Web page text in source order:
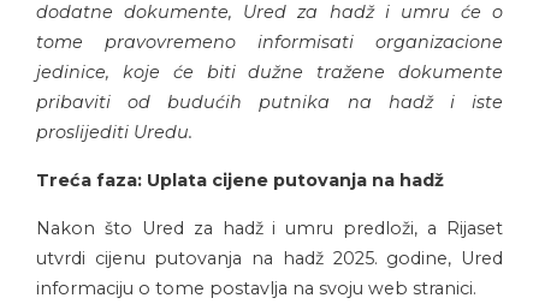
dodatne dokumente, Ured za hadž i umru će o
tome pravovremeno informisati organizacione
jedinice, koje će biti dužne tražene dokumente
pribaviti od budućih putnika na hadž i iste
proslijediti Uredu.
Treća faza: Uplata cijene putovanja na hadž
Nakon što Ured za hadž i umru predloži, a Rijaset
utvrdi cijenu putovanja na hadž 2025. godine, Ured
informaciju o tome postavlja na svoju web stranici.